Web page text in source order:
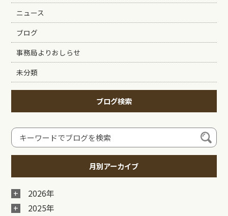
ニュース
ブログ
事務局よりおしらせ
未分類
ブログ検索
月別アーカイブ
2026年
2025年